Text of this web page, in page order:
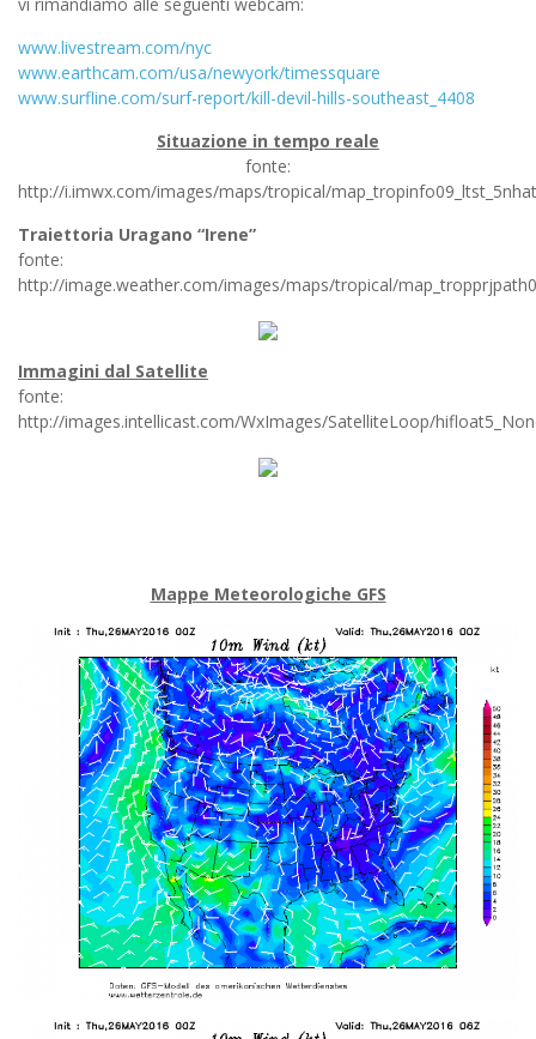
vi rimandiamo alle seguenti webcam:
www.livestream.com/nyc
www.earthcam.com/usa/newyork/timessquare
www.surfline.com/surf-report/kill-devil-hills-southeast_4408
Situazione in tempo reale
fonte:
http://i.imwx.com/images/maps/tropical/
Traiettoria Uragano “Irene”
fonte:
http://image.weather.com/images/maps/tropical/
Immagini dal Satellite
fonte:
http://images.intellicast.com/WxImages/SatelliteLoop/
Mappe Meteorologiche GFS